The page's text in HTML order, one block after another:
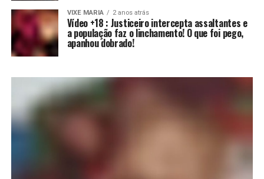
VIXE MARIA 2 anos atrás
Vídeo +18 : Justiceiro intercepta assaltantes e
a população faz o linchamento! O que foi pego,
apanhou dobrado!